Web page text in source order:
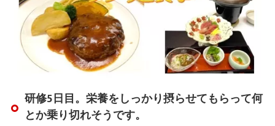
研修5日目。栄養をしっかり摂らせてもらって何
とか乗り切れそうです。